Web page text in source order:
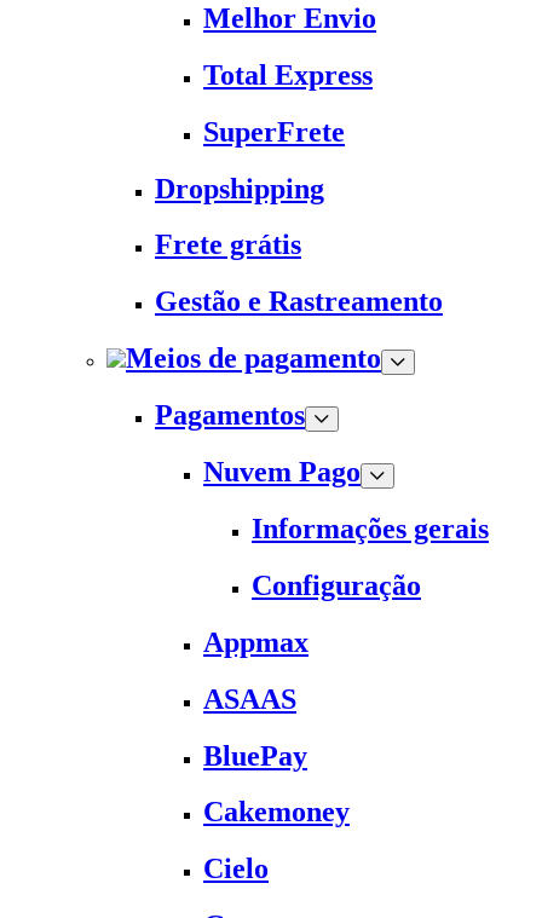
Melhor Envio
Total Express
SuperFrete
Dropshipping
Frete grátis
Gestão e Rastreamento
Meios de pagamento
Pagamentos
Nuvem Pago
Informações gerais
Configuração
Appmax
ASAAS
BluePay
Cakemoney
Cielo